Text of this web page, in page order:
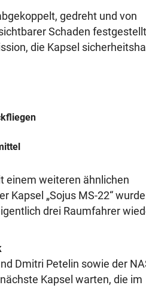
gedreht und von
Schaden
die Kapsel
einem weiteren ähnlichen
Kapsel „Sojus MS-22“
drei Raumfahrer
Dmitri Petelin sowie der
Kapsel warten, die im